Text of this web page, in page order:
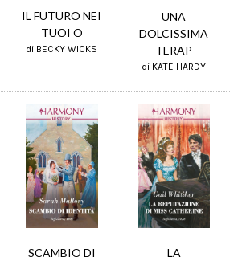
IL FUTURO NEI
TUOI O
di BECKY WICKS
UNA
DOLCISSIMA
TERAP
di KATE HARDY
SCAMBIO DI
LA